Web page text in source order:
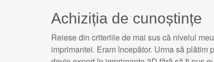
Achiziția de cunoștințe
Reiese din criteriile de mai sus că nivelul
imprimantei. Eram începător. Urma să